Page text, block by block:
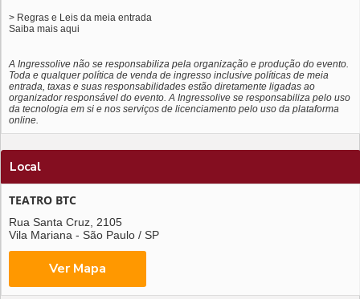
> Regras e Leis da meia entrada
Saiba mais aqui
A Ingressolive não se responsabiliza pela organização e produção do evento.
Toda e qualquer política de venda de ingresso inclusive políticas de meia
entrada, taxas e suas responsabilidades estão diretamente ligadas ao
organizador responsável do evento. A Ingressolive se responsabiliza pelo uso
da tecnologia em si e nos serviços de licenciamento pelo uso da plataforma
online.
Local
TEATRO BTC
Rua Santa Cruz, 2105
Vila Mariana - São Paulo / SP